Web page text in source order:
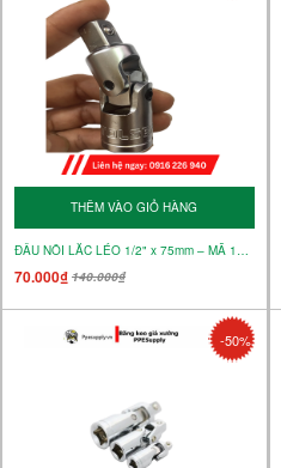
THÊM VÀO GIỎ HÀNG
ĐẦU NỐI LẮC LÉO 1/2" x 75mm – MÃ 15134
70.000₫ 140.000₫
-50%